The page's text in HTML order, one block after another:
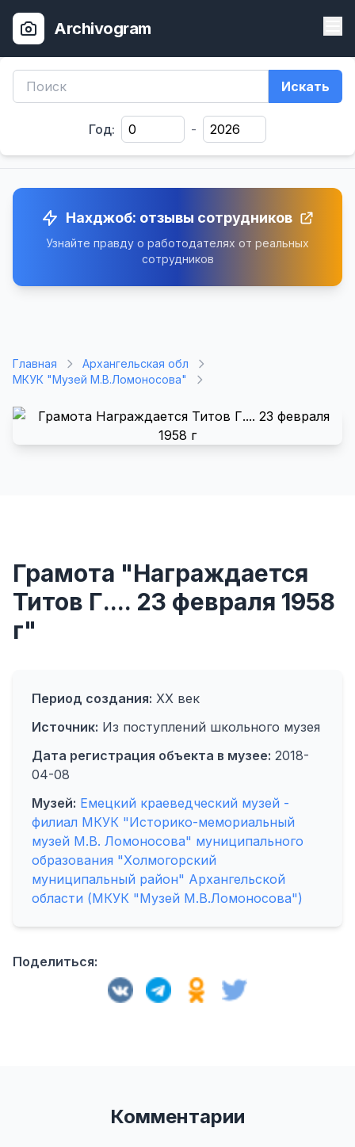
Archivogram
Искать
Год: -
Нахджоб: отзывы сотрудников
Узнайте правду о работодателях от реальных
сотрудников
Главная
Архангельская обл
МКУК "Музей М.В.Ломоносова"
Грамота "Награждается
Титов Г.... 23 февраля 1958
г"
Период создания: ХХ век
Источник: Из поступлений школьного музея
Дата регистрация объекта в музее: 2018-
04-08
Музей: Емецкий краеведческий музей -
филиал МКУК "Историко-мемориальный
музей М.В. Ломоносова" муниципального
образования "Холмогорский
муниципальный район" Архангельской
области (МКУК "Музей М.В.Ломоносова")
Поделиться:
Комментарии